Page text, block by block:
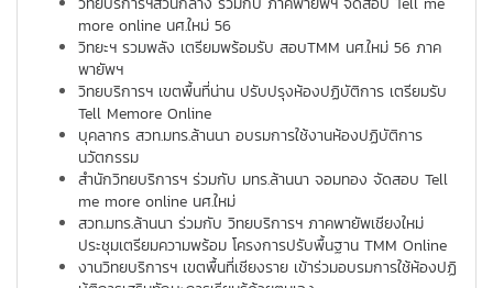
more online นศ.ใหม่ 56
วิทยะฯ รวมพลัง เตรียมพร้อมรับ สอบTMM นศ.ใหม่ 56 ภาค
พายัพฯ
วิทยบริการฯ เขตพื้นที่น่าน ปรับปรุงห้องปฏิบัติการ เตรียมรับ
Tell Memore Online
บุคลากร สวท.มทร.ล้านนา อบรมการใช้งานห้องปฏิบัติการ
นวัตกรรม
สำนักวิทยบริการฯ ร่วมกับ มทร.ล้านนา จอมทอง จัดสอบ Tell
me more online นศ.ใหม่
สวท.มทร.ล้านนา ร่วมกับ วิทยบริการฯ ภาคพายัพเชียงใหม่
ประชุมเตรียมความพร้อม โครงการปรับพื้นฐาน TMM Online
งานวิทยบริการฯ เขตพื้นที่เชียงราย เข้าร่วมอบรมการใช้ห้องปฏิ